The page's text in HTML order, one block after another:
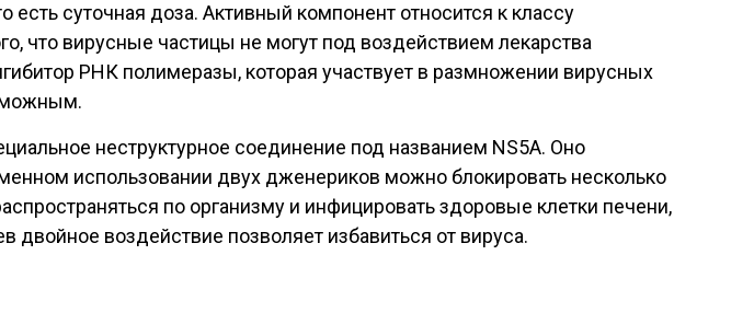
суточная доза. Активный компонент относится к классу
что вирусные частицы не могут под воздействием лекарства
РНК полимеразы, которая участвует в размножении вирусных
неструктурное соединение под названием NS5A. Оно
использовании двух дженериков можно блокировать несколько
по организму и инфицировать здоровые клетки печени,
двойное воздействие позволяет избавиться от вируса.